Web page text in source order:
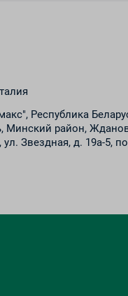
Республика
Минский район,
Звездная, д. 19а-5,